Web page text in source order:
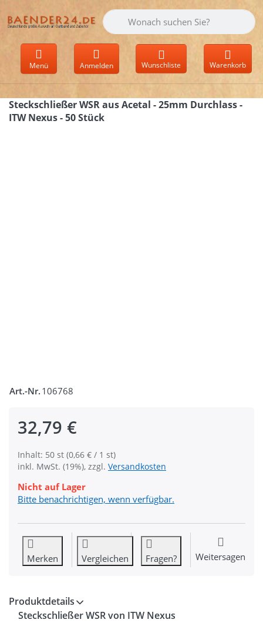
Geben Sie einen Suchbegriff ein.
Menü Anmelden Wunschliste Warenkorb
Steckschließer WSR aus Acetal - 25mm Durchlass -
ITW Nexus - 50 Stück
Art.-Nr. 106768
32,79 €
Inhalt: 50 st (0,66 € / 1 st)
inkl. MwSt. (19%), zzgl. Versandkosten
Nicht auf Lager
Bitte benachrichtigen, wenn verfügbar.
Merken Vergleichen Fragen? Weitersagen
Produktdetails
Steckschließer WSR von ITW Nexus